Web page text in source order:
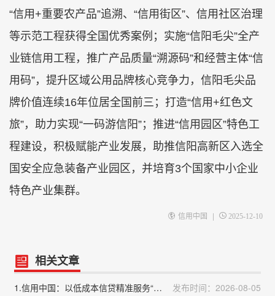
“信用+重要农产品”追溯、“信用街区”、信用社区治理
等示范工程获得全国优秀案例；实施“信阳毛尖”全产
业链信用工程，推广产品质量“溯源码”和经营主体“信
用码”，提升区域公用品牌核心竞争力，信阳毛尖品
牌价值连续16年位居全国前三；打造“信用+红色文
旅”，助力实现“一码游信阳”；推进“信用园区”特色工
程建设，积极赋能产业发展，助推信阳高新区入选全
国安全应急装备产业园区，并培育3个国家中小企业
特色产业集群。
信用中国 | 2025-12-10
相关文章
1.信用中国：以低成本信贷精准服务“三农”
发布时间：2026-08-05